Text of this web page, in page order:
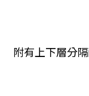
附有上下層分